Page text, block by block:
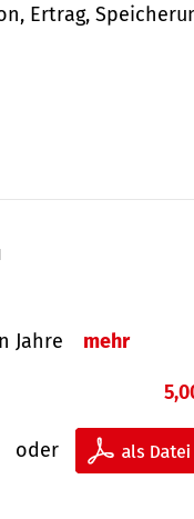
Ertrag,
Jahre mehr
oder